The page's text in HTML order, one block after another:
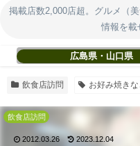
掲載店数2,000店超。グルメ（
情報を載
広島県・山口県
飲食店訪問 お好み焼きな
飲食店訪問
2012.03.26 2023.12.04